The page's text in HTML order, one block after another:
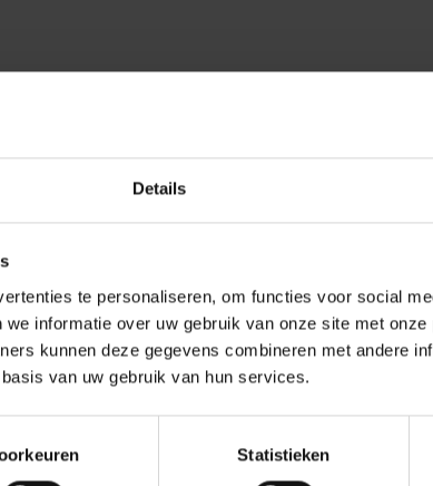
Details
te personaliseren, om functies voor social
informatie over uw gebruik van onze site met
kunnen deze gegevens combineren met andere
van uw gebruik van hun services.
Statistieken
VRT NWS, De Standaard, RTBF en La Libre. Daarbij